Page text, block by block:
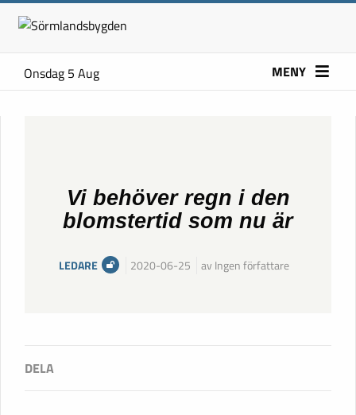
Onsdag 5 Aug MENY
Vi behöver regn i den
blomstertid som nu är
LEDARE 2020-06-25 av Ingen författare